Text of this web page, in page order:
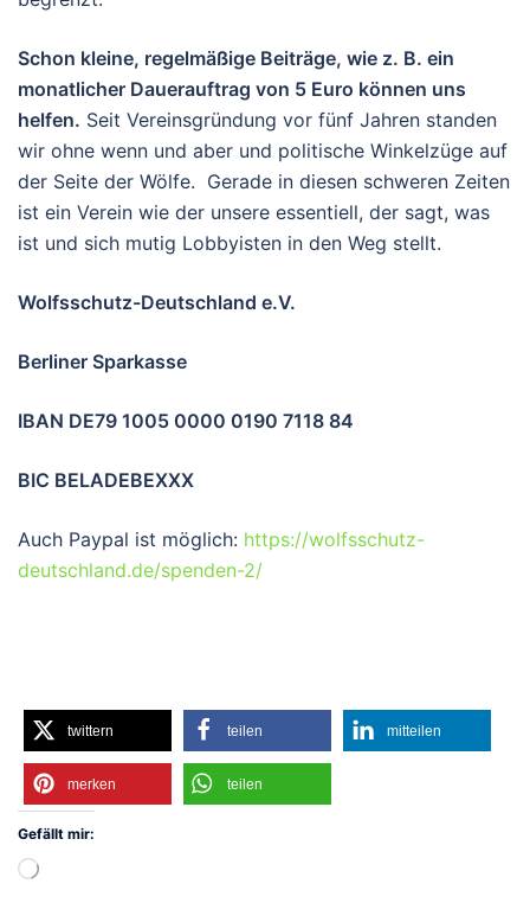
Schon kleine, regelmäßige Beiträge, wie z. B. ein
monatlicher Dauerauftrag von 5 Euro können uns
helfen. Seit Vereinsgründung vor fünf Jahren standen
wir ohne wenn und aber und politische Winkelzüge auf
der Seite der Wölfe. Gerade in diesen schweren Zeiten
ist ein Verein wie der unsere essentiell, der sagt, was
ist und sich mutig Lobbyisten in den Weg stellt.
Wolfsschutz-Deutschland e.V.
Berliner Sparkasse
IBAN DE79 1005 0000 0190 7118 84
BIC BELADEBEXXX
Auch Paypal ist möglich: https://wolfsschutz-
deutschland.de/spenden-2/
twittern teilen mitteilen
merken teilen
Gefällt mir:
Wird